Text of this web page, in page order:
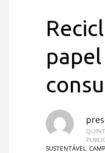
SUSTENTÁVEL